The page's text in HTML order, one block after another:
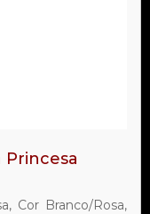
Princesa
Cor Branco/Rosa,